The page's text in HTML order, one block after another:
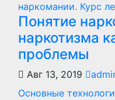
наркомании. Курс
Понятие
наркотизма
проблемы
Авг 13, 2019
Основные